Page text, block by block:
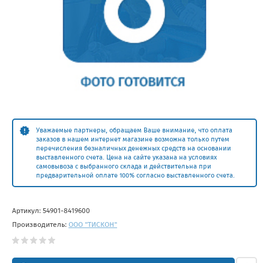
Уважаемые партнеры, обращаем Ваше внимание, что оплата
заказов в нашем интернет магазине возможна только путем
перечисления безналичных денежных средств на основании
выставленного счета. Цена на сайте указана на условиях
самовывоза с выбранного склада и действительна при
предварительной оплате 100% согласно выставленного счета.
Артикул: 54901-8419600
Производитель: ООО "ТИСКОН"